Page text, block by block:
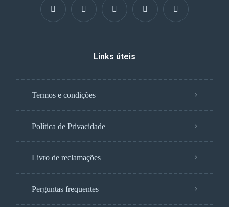
Links úteis
Termos e condições
Política de Privacidade
Livro de reclamações
Perguntas frequentes